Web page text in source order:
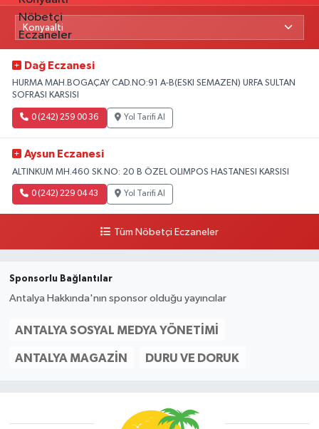
Dağ Eczanesi
HURMA MAH.BOGAÇAY CAD.NO:91 A-B(ESKI SEMAZEN) URFA SULTAN
SOFRASI KARSISI
0 (242) 259 00 36 Yol Tarifi Al
Aysun Eczanesi
ALTINKUM MH.460 SK.NO: 20 B ÖZEL OLIMPOS HASTANESI KARSISI
0 (242) 229 04 43 Yol Tarifi Al
Tüm Nöbetçi Eczaneler
Sponsorlu Bağlantılar
Antalya Hakkında'nın sponsor olduğu yayıncılar
ANTALYA SOSYAL MEDYA YÖNETIMI
ANTALYA MAGAZIN DURU VE DORUK